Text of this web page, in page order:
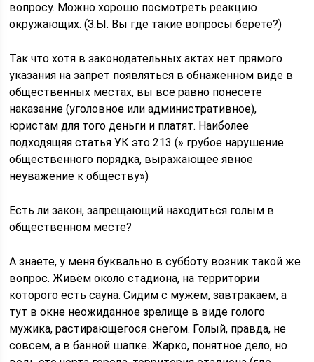
вопросу. Можно хорошо посмотреть реакцию
окружающих. (З.Ы. Вы где такие вопросы берете?)
Так что хотя в законодательных актах нет прямого
указания на запрет появляться в обнаженном виде в
общественных местах, вы все равно понесете
наказание (уголовное или административное),
юристам для того деньги и платят. Наиболее
подходящяя статья УК это 213 (» грубое нарушение
общественного порядка, выражающее явное
неуважение к обществу»)
Есть ли закон, запрещающий находиться голым в
общественном месте?
А знаете, у меня буквально в субботу возник такой же
вопрос. Живём около стадиона, на территории
которого есть сауна. Сидим с мужем, завтракаем, а
тут в окне неожиданное зрелище в виде голого
мужика, растирающегося снегом. Голый, правда, не
совсем, а в банной шапке. Жарко, понятное дело, но